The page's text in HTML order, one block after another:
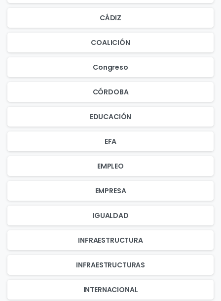
CÁDIZ
COALICIÓN
Congreso
CÓRDOBA
EDUCACIÓN
EFA
EMPLEO
EMPRESA
IGUALDAD
INFRAESTRUCTURA
INFRAESTRUCTURAS
INTERNACIONAL